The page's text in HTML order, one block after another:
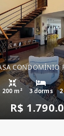
CONDOMÍNIO
200 m² 3 dorms
R$